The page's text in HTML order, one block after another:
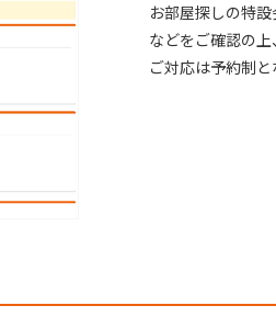
お部屋探しの特
などをご確認の
ご対応は予約制